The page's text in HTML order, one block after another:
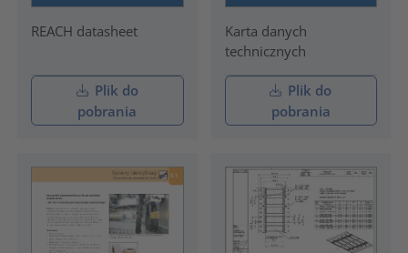
REACH datasheet
Plik do
pobrania
Karta danych
technicznych
Plik do
pobrania